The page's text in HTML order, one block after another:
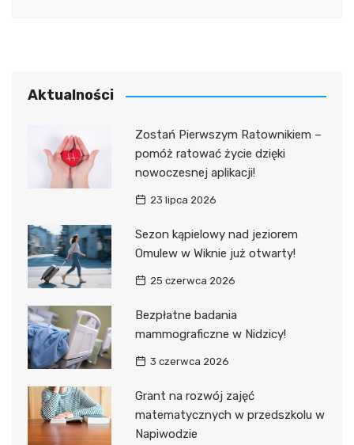
Aktualności
Zostań Pierwszym Ratownikiem –
pomóż ratować życie dzięki
nowoczesnej aplikacji!
23 lipca 2026
Sezon kąpielowy nad jeziorem
Omulew w Wiknie już otwarty!
25 czerwca 2026
Bezpłatne badania
mammograficzne w Nidzicy!
3 czerwca 2026
Grant na rozwój zajęć
matematycznych w przedszkolu w
Napiwodzie